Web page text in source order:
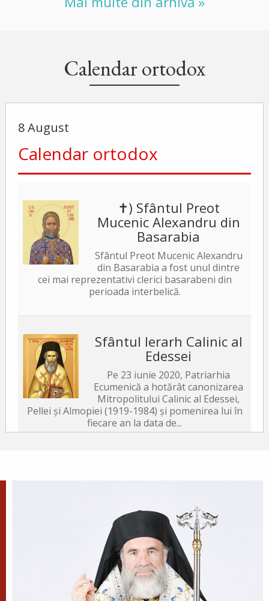
Calendar ortodox
8 August
Calendar ortodox
✝) Sfântul Preot
Mucenic Alexandru din
Basarabia
Sfântul Preot Mucenic Alexandru
din Basarabia a fost unul dintre
cei mai reprezentativi clerici basarabeni din
perioada interbelică.
Sfântul Ierarh Calinic al
Edessei
Pe 23 iunie 2020, Patriarhia
Ecumenică a hotărât canonizarea
Mitropolitului Calinic al Edessei,
Pellei și Almopiei (1919-1984) și pomenirea lui în
fiecare an la data de...
Sfântul Ierarh Emilian,
mărturisitorul lui Hristos, a trăit
pe vremea împărăției lui Leon Armeanul,
luptătorul împotriva icoanelor, și fiind el episcop
al Cizicului, de...